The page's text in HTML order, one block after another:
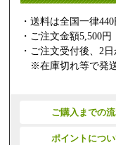
・送料は全国一律440
・ご注文金額5,500
・ご注文受付後、2
※在庫切れ等で発送
ご購入までの
ポイントにつ